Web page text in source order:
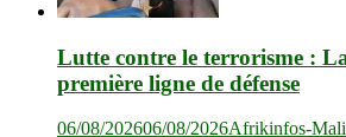
Lutte contre le terrorisme :
première ligne de défense
06/08/202606/08/2026Afrikinfos-Mali